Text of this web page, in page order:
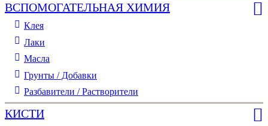
ВСПОМОГАТЕЛЬНАЯ ХИМИЯ
Клея
Лаки
Масла
Грунты / Добавки
Разбавители / Растворители
КИСТИ